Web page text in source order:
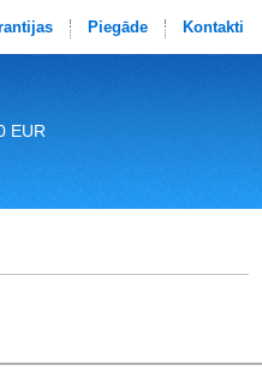
Piegāde Kontakti
EUR